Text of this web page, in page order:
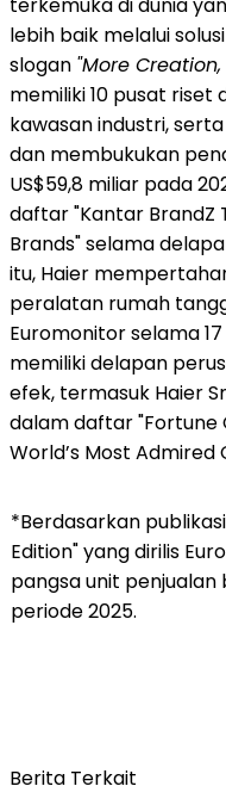
lebih baik melalui
slogan "More
memiliki 10 pusat riset
kawasan industri,
dan membukukan
US$59,8 miliar pada
daftar "Kantar BrandZ
Brands" selama
itu, Haier
peralatan rumah
Euromonitor selama
memiliki delapan
efek, termasuk Haier
dalam daftar "Fortune
World’s Most Admired
*Berdasarkan
Edition" yang dirilis
pangsa unit
periode 2025.
Berita Terkait